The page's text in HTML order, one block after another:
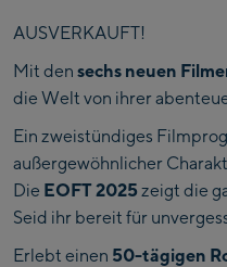
AUSVERKAUFT!
Mit den sechs neuen
die Welt von ihrer
Ein zweistündiges
außergewöhnlicher
Die EOFT 2025 zeigt die
Seid ihr bereit für
Erlebt einen 50-tägigen